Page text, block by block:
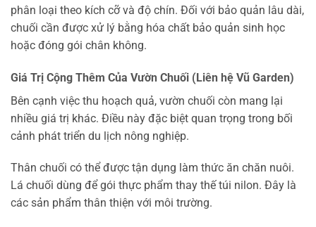
phân loại theo kích cỡ và độ chín. Đối với bảo quản lâu dài,
chuối cần được xử lý bằng hóa chất bảo quản sinh học
hoặc đóng gói chân không.
Giá Trị Cộng Thêm Của Vườn Chuối (Liên hệ Vũ Garden)
Bên cạnh việc thu hoạch quả, vườn chuối còn mang lại
nhiều giá trị khác. Điều này đặc biệt quan trọng trong bối
cảnh phát triển du lịch nông nghiệp.
Thân chuối có thể được tận dụng làm thức ăn chăn nuôi.
Lá chuối dùng để gói thực phẩm thay thế túi nilon. Đây là
các sản phẩm thân thiện với môi trường.